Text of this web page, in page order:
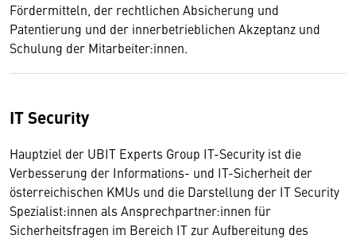
Fördermitteln, der rechtlichen Absicherung und
Patentierung und der innerbetrieblichen Akzeptanz und
Schulung der Mitarbeiter:innen.
IT Security
Hauptziel der UBIT Experts Group IT-Security ist die
Verbesserung der Informations- und IT-Sicherheit der
österreichischen KMUs und die Darstellung der IT Security
Spezialist:innen als Ansprechpartner:innen für
Sicherheitsfragen im Bereich IT zur Aufbereitung des